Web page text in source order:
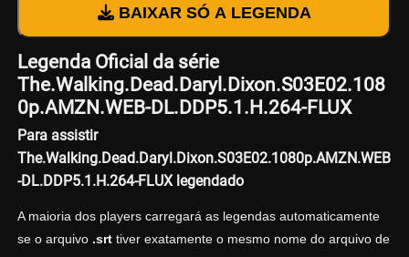
BAIXAR SÓ A LEGENDA
Legenda Oficial da série
The.Walking.Dead.Daryl.Dixon.S03E02.108
0p.AMZN.WEB-DL.DDP5.1.H.264-FLUX
Para assistir
The.Walking.Dead.Daryl.Dixon.S03E02.1080p.AMZN.WEB
-DL.DDP5.1.H.264-FLUX legendado
A maioria dos players carregará as legendas automaticamente
se o arquivo .srttiver exatamente o mesmo nome do arquivo de